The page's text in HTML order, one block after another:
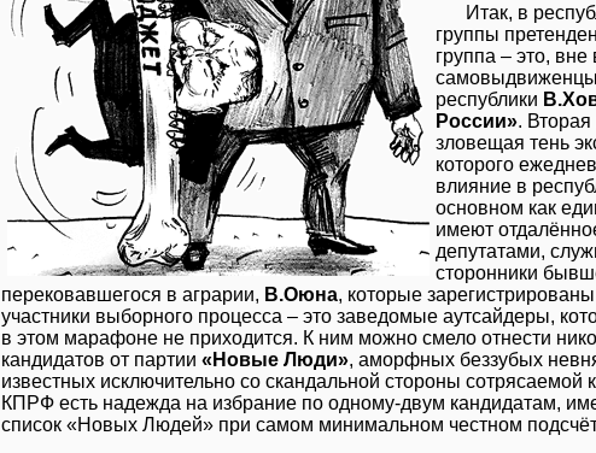
Итак, в
группы
группа – это,
республики
России». Вторая
зловещая тень
которого
влияние в
основном как
имеют
депутатами,
сторонники
перековавшегося в аграрии, В.Оюна, которые зарегистрированы
участники выборного процесса – это заведомые аутсайдеры,
в этом марафоне не приходится. К ним можно смело отнести
кандидатов от партии «Новые Люди», аморфных беззубых
известных исключительно со скандальной стороны сотрясаемой
КПРФ есть надежда на избрание по одному-двум кандидатам,
список «Новых Людей» при самом минимальном честном